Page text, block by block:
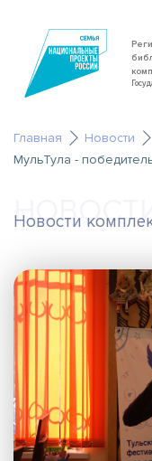
Главная
Новости
МульТула -
Новости